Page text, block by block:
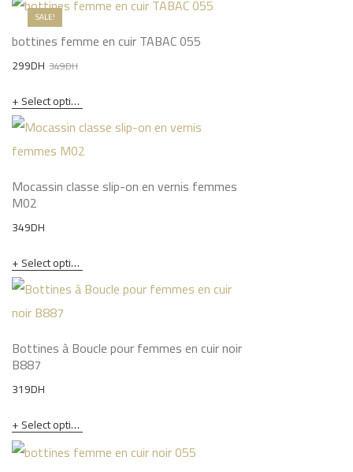
SALE!
bottines femme en cuir TABAC 055
349DHOriginal
was:
349DH.
299DH
Current
is:
299DH.
Select options
Mocassin classe slip-on en vernis femmes
M02
349DH
Select options
Bottines à Boucle pour femmes en cuir noir
B887
319DH
Select options